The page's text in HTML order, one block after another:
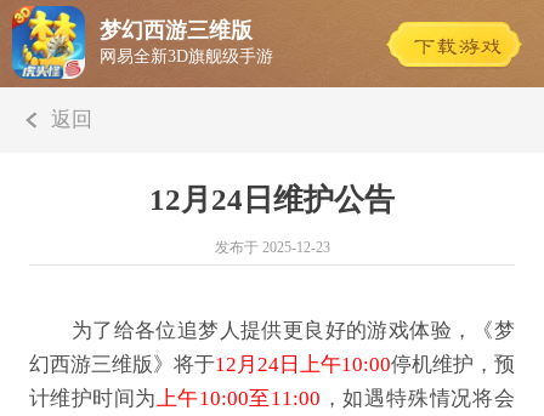
梦幻西游三维版
网易全新3D旗舰级手游
返回
12月24日维护公告
发布于 2025-12-23
为了给各位追梦人提供更良好的游戏体验，《梦
幻西游三维版》将于12月24日上午10:00停机维护，预
计维护时间为 上午10:00至11:00 ，如遇特殊情况将会